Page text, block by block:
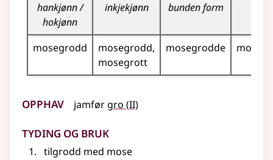
hankjønn /
hokjønn
inkjekjønn bunden form
mosegrodd
mosegrodd
mosegrott
mosegrodde
Opphav jamfør gro (2
II)
Tyding og bruk
tilgrodd med mose